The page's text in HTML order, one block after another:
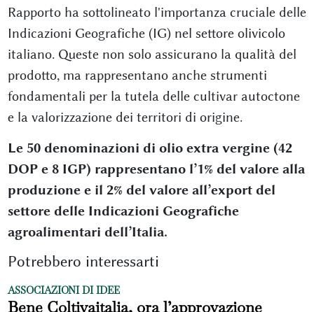
Rapporto ha sottolineato l'importanza cruciale delle
Indicazioni Geografiche (IG) nel settore olivicolo
italiano. Queste non solo assicurano la qualità del
prodotto, ma rappresentano anche strumenti
fondamentali per la tutela delle cultivar autoctone
e la valorizzazione dei territori di origine.
Le 50 denominazioni di olio extra vergine (42
DOP e 8 IGP) rappresentano l’1% del valore alla
produzione e il 2% del valore all’export del
settore delle Indicazioni Geografiche
agroalimentari dell’Italia.
Potrebbero interessarti
ASSOCIAZIONI DI IDEE
Bene Coltivaitalia, ora l’approvazione